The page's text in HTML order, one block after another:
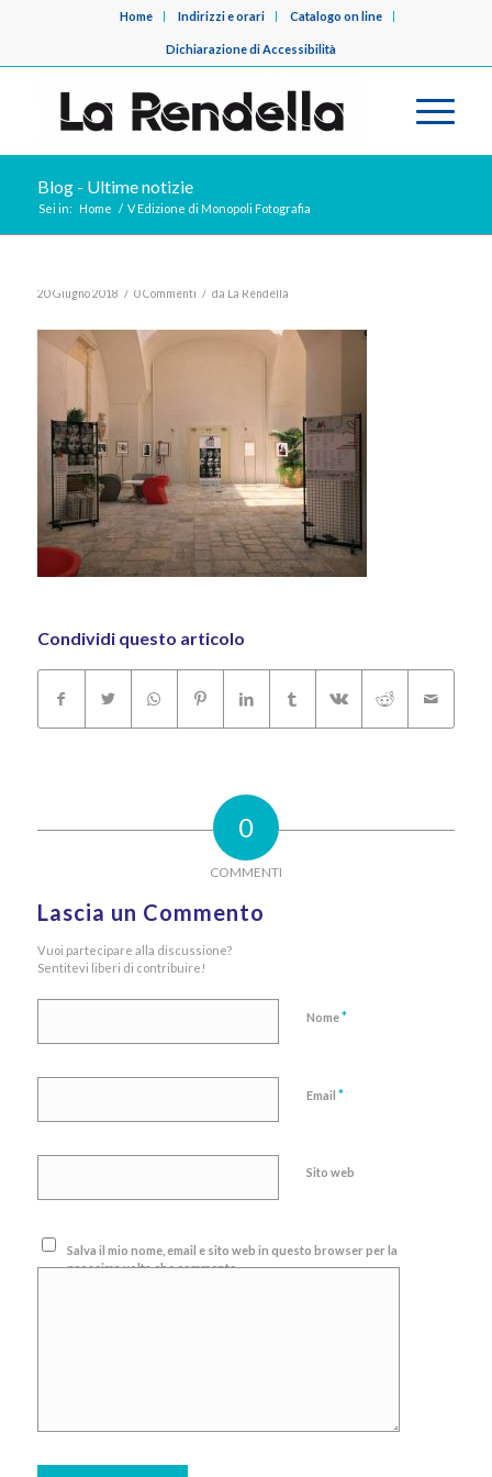
Home Indirizzi e orari Catalogo on line
Dichiarazione di Accessibilità
Blog - Ultime notizie
Sei in: Home / V Edizione di Monopoli Fotografia
20 Giugno 2018 / 0 Commenti / da La Rendella
Condividi questo articolo
0
COMMENTI
Lascia un Commento
Vuoi partecipare alla discussione?
Sentitevi liberi di contribuire!
Nome*
Email *
Sito web
Salva il mio nome, email e sito web in questo browser per la
prossima volta che commento.